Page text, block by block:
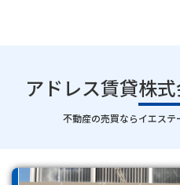
アドレス賃貸株
不動産の売買ならイエス